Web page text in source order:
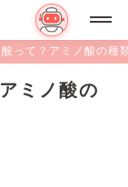
って？アミノ酸の種
ミノ酸の